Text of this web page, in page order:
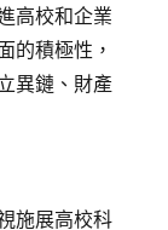
高校和企業
的積極性，
異鏈、財產
施展高校科